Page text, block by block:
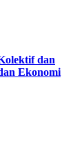
dan
Ekonomi